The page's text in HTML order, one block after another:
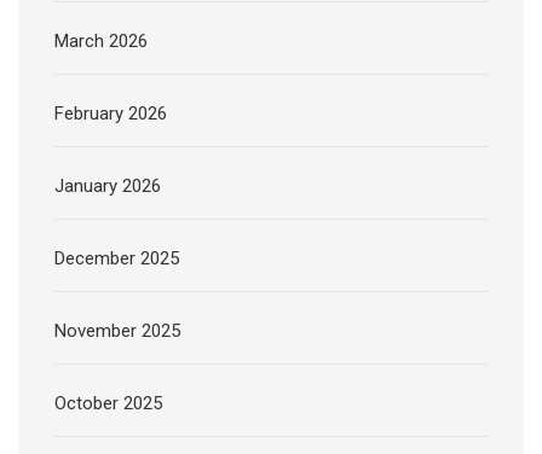
March 2026
February 2026
January 2026
December 2025
November 2025
October 2025